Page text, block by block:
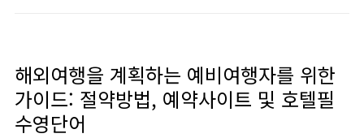
해외여행을 계획하는 예비여행자를 위한
가이드: 절약방법, 예약사이트 및 호텔필
수영단어